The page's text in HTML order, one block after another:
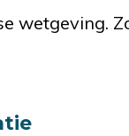
wetgeving.